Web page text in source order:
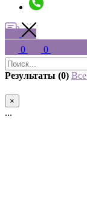
0 0
Результаты (0)
×
...